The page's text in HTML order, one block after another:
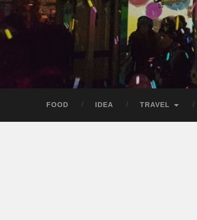
Skip
to
content
Search
FOOD IDEA TRAVEL